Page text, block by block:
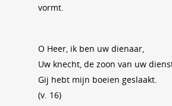
vormt.
O Heer, ik ben uw dienaar,
Uw knecht, de zoon van uw
Gij hebt mijn boeien geslaakt.
(v. 16)